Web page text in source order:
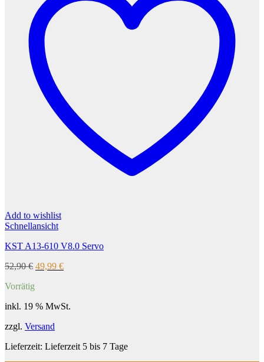
Add to wishlist
Schnellansicht
KST A13-610 V8.0 Servo
52,90€ Ursprünglicher
49,99 €Aktueller
Vorrätig
inkl. 19 % MwSt.
zzgl. Versand
Lieferzeit: Lieferzeit 5 bis 7 Tage